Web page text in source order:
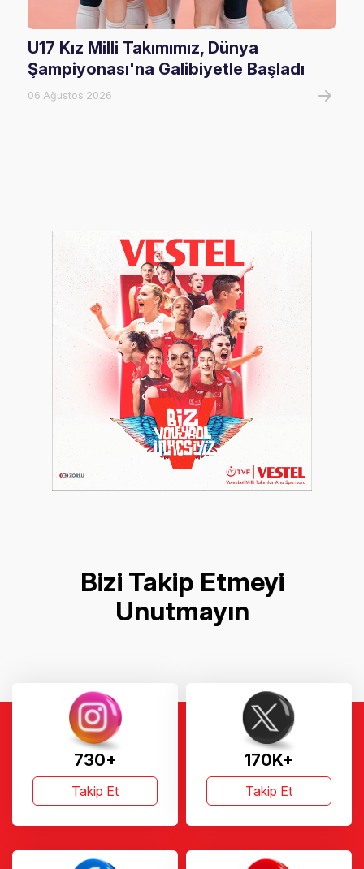
U17 Kız Milli Takımımız, Dünya
Şampiyonası'na Galibiyetle Başladı
06 Ağustos 2026
Bizi Takip Etmeyi
Unutmayın
730+
Takip Et
170K+
Takip Et